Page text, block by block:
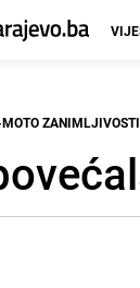
ZANIMLJIVOSTI